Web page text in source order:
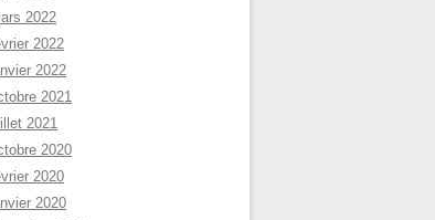
2022
2022
2022
2021
2021
2020
2020
2020